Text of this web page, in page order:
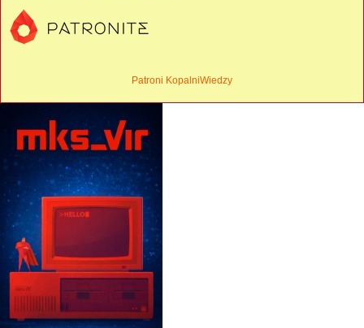
Patroni KopalniWiedzy